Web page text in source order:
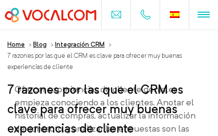
Home > Blog > Integración CRM
>
7 razones por las que el CRM es clave para ofrecer muy buenas
experiencias de cliente
7 razones por las que el CRM es
clave para ofrecer muy buenas
experiencias de cliente
Ofrecer experiencias de cliente geniales
empieza conociendo a los clientes. Anotar el
historial de compras, actualizar la información
de contacto, y analizar las encuestas son las